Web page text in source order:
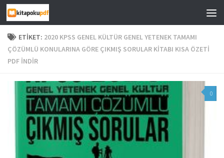
Skip to content
ETIKET: 2020 KPSS GENEL KÜLTÜR GENEL YETENEK TAMAMI
ÇÖZÜMLÜ KONULARINA GÖRE ÇIKMIŞ SORULAR KITABI KISA ÖZETI
PDF INDIR
0